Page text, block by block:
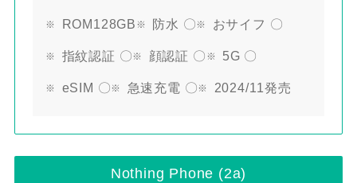
ROM128GB 防水 〇 おサイフ 〇
指紋認証 〇 顔認証 〇 5G 〇
eSIM 〇 急速充電 〇 2024/11発売
Nothing Phone (2a)